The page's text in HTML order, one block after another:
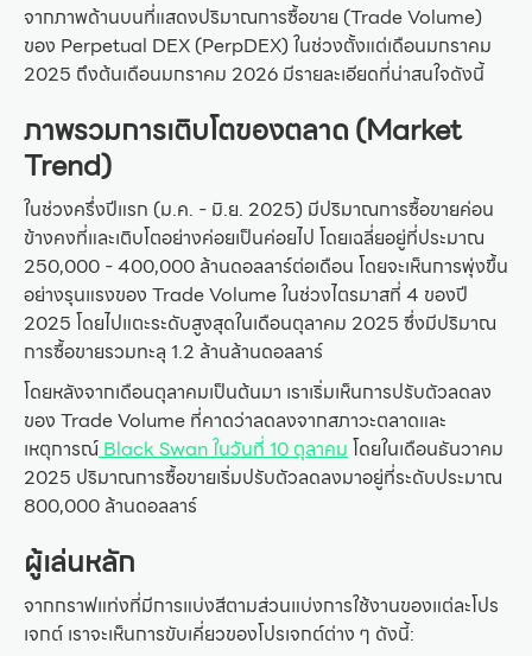
จากภาพด้านบนที่แสดงปริมาณการซื้อขาย (Trade Volume)
ของ Perpetual DEX (PerpDEX) ในช่วงตั้งแต่เดือนมกราคม
2025 ถึงต้นเดือนมกราคม 2026 มีรายละเอียดที่น่าสนใจดังนี้
ภาพรวมการเติบโตของตลาด (Market
Trend)
ในช่วงครึ่งปีแรก (ม.ค. - มิ.ย. 2025) มีปริมาณการซื้อขายค่อน
ข้างคงที่และเติบโตอย่างค่อยเป็นค่อยไป โดยเฉลี่ยอยู่ที่ประมาณ
250,000 - 400,000 ล้านดอลลาร์ต่อเดือน โดยจะเห็นการพุ่งขึ้น
อย่างรุนแรงของ Trade Volume ในช่วงไตรมาสที่ 4 ของปี
2025 โดยไปแตะระดับสูงสุดในเดือนตุลาคม 2025 ซึ่งมีปริมาณ
การซื้อขายรวมทะลุ 1.2 ล้านล้านดอลลาร์
โดยหลังจากเดือนตุลาคมเป็นต้นมา เราเริ่มเห็นการปรับตัวลดลง
ของ Trade Volume ที่คาดว่าลดลงจากสภาวะตลาดและ
เหตุการณ์ Black Swan ในวันที่ 10 ตุลาคม โดยในเดือนธันวาคม
2025 ปริมาณการซื้อขายเริ่มปรับตัวลดลงมาอยู่ที่ระดับประมาณ
800,000 ล้านดอลลาร์
ผู้เล่นหลัก
จากกราฟแท่งที่มีการแบ่งสีตามส่วนแบ่งการใช้งานของแต่ละโปร
เจกต์ เราจะเห็นการขับเคี่ยวของโปรเจกต์ต่าง ๆ ดังนี้: